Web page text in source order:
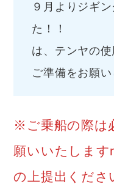
９月よりジギ
た！
は、テンヤの
ご準備をお願
※ご乗船の際は
願いいたします
の上提出くださ